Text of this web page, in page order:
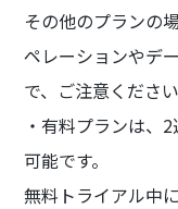
その他のプランの
ペレーションやデ
で、ご注意ください
・有料プランは、
可能です。
無料トライアル中